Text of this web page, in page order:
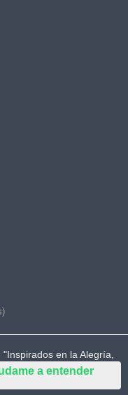
a entender
"Inspirados en la Alegría,
a la gente a que sea